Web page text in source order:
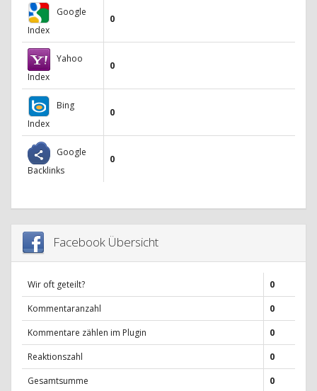
Google
Index
0
Yahoo
Index
0
Bing
Index
0
Google
Backlinks
0
Facebook Übersicht
Wir oft geteilt?
0
Kommentaranzahl
0
Kommentare zählen im Plugin
0
Reaktionszahl
0
Gesamtsumme
0